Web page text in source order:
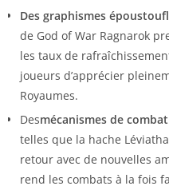
Des graphismes
de God of War Ragnarok
les taux de
joueurs d’apprécier
Royaumes.
Desmécanismes de
telles que la hache
retour avec de nouvelles
rend les combats à la fois